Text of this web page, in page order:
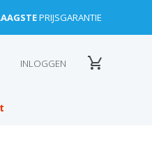
PRIJSGARANTIE
INLOGGEN